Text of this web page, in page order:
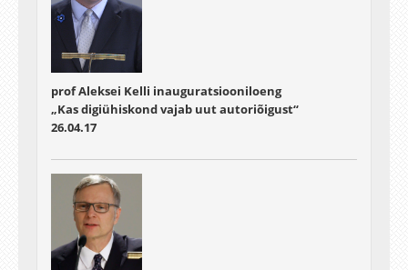
prof Aleksei Kelli inauguratsiooniloeng
„Kas digiühiskond vajab uut autoriõigust“
26.04.17